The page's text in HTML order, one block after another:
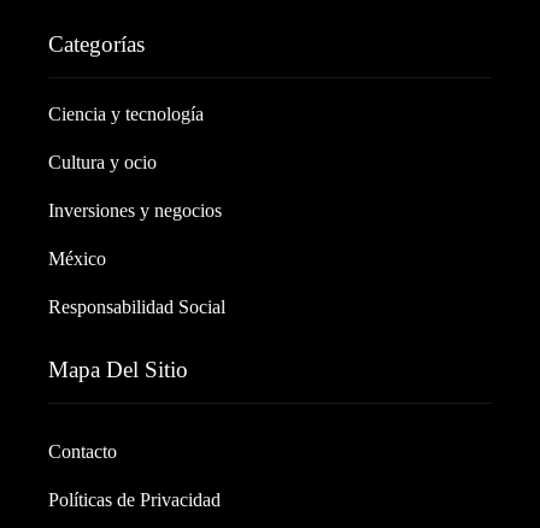
Categorías
Ciencia y tecnología
Cultura y ocio
Inversiones y negocios
México
Responsabilidad Social
Mapa Del Sitio
Contacto
Políticas de Privacidad